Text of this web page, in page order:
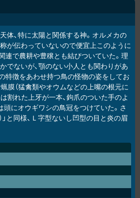
体、特に太陽と関係する神。オルメカの
が伝わっていないので便宜上このように
連で農耕や豊穣とも結びついていた。理
でないが、顎のない小人とも関わりがあ
特徴をあわせ持つ鳥の怪物の姿をしてお
蝋膜（猛禽類やオウムなどの上嘴の根元に
は割れた上牙が一本、鉤爪のついた手のよ
頭にオウギワシの鳥冠をつけていた。さ
」と同様、Ｌ字型ないし凹型の目と炎の眉